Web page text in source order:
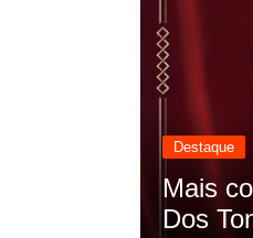
Destaque
Rashid
sua